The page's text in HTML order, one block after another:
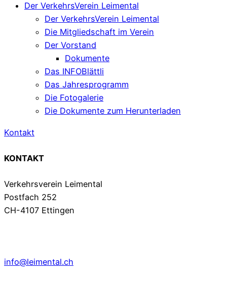
Der VerkehrsVerein Leimental
Der VerkehrsVerein Leimental
Die Mitgliedschaft im Verein
Der Vorstand
Dokumente
Das INFOBlättli
Das Jahresprogramm
Die Fotogalerie
Die Dokumente zum Herunterladen
Kontakt
KONTAKT
Verkehrsverein Leimental
Postfach 252
CH-4107 Ettingen
info@leimental.ch